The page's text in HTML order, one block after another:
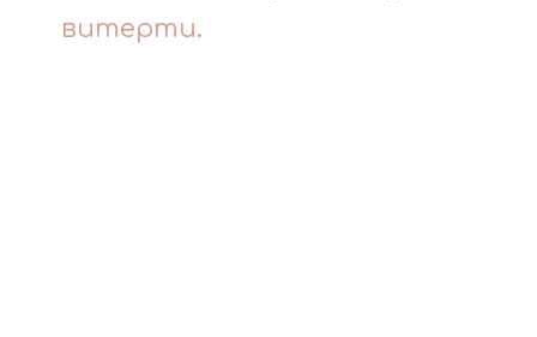
витерти.